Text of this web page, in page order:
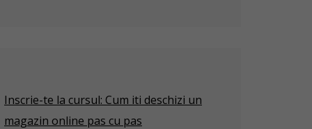
Inscrie-te la cursul: Cum iti deschizi un
magazin online pas cu pas